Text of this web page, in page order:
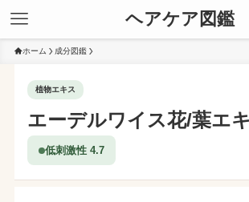
ヘアケア図鑑
ホーム 成分図鑑
植物エキス
エーデルワイス花/葉エ
低刺激性 4.7